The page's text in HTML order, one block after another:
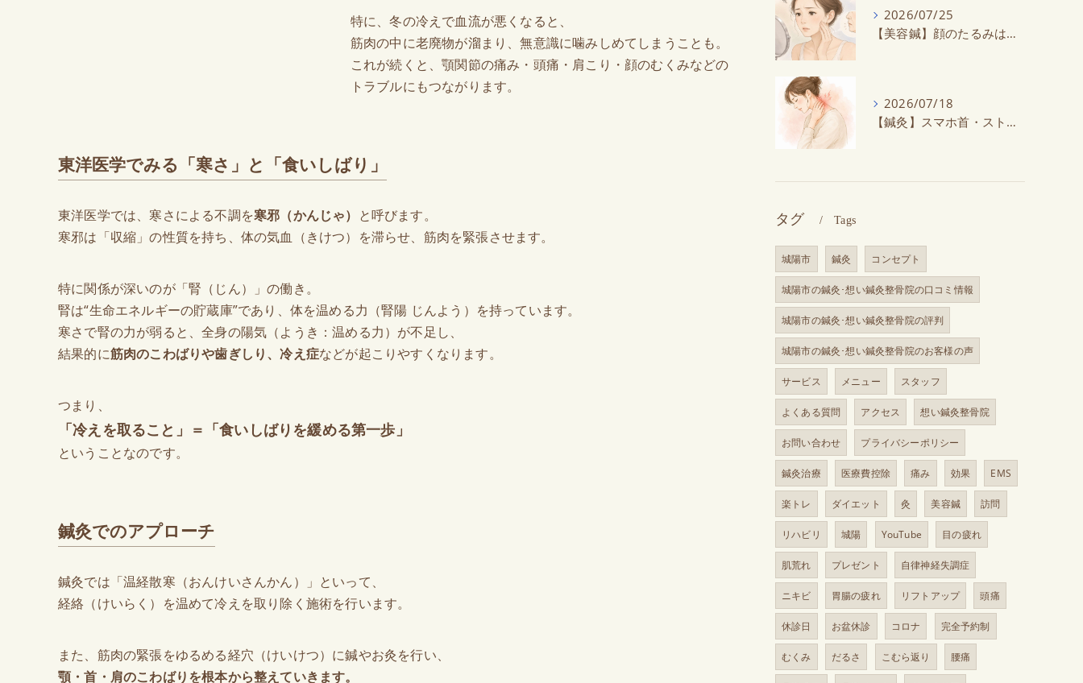
特に、冬の冷えで血流が悪くなると、
筋肉の中に老廃物が溜まり、無意識に噛みしめてしまうことも。
これが続くと、顎関節の痛み・頭痛・肩こり・顔のむくみなどの
トラブルにもつながります。
東洋医学でみる「寒さ」と「食いしばり」
東洋医学では、寒さによる不調を寒邪（かんじゃ） と呼びます。
寒邪は「収縮」の性質を持ち、体の気血（きけつ）を滞らせ、筋肉を緊張させます。
特に関係が深いのが「腎（じん）」の働き。
腎は“生命エネルギーの貯蔵庫”であり、体を温める力（腎陽 じんよう）を持っています。
寒さで腎の力が弱ると、全身の陽気（ようき：温める力）が不足し、
結果的に筋肉のこわばりや歯ぎしり、冷え症などが起こりやすくなります。
つまり、
「冷えを取ること」＝「食いしばりを緩める第一歩」
ということなのです。
鍼灸でのアプローチ
鍼灸では「温経散寒（おんけいさんかん）」といって、
経絡（けいらく）を温めて冷えを取り除く施術を行います。
また、筋肉の緊張をゆるめる経穴（けいけつ）に鍼やお灸を行い、
顎・首・肩のこわばりを根本から整えていきます。
2026/07/25
【美容鍼】顔のたるみは美容鍼で改善できる？原因と効果を解説
2026/07/18
【鍼灸】スマホ首・ストレートネックでお悩みの方へ｜鍼灸で首の負担を軽減しませんか？
タグ Tags
城陽市 鍼灸 コンセプト
城陽市の鍼灸･想い鍼灸整骨院の口コミ情報
城陽市の鍼灸･想い鍼灸整骨院の評判
城陽市の鍼灸･想い鍼灸整骨院のお客様の声
サービス メニュー スタッフ
よくある質問 アクセス 想い鍼灸整骨院
お問い合わせ プライバシーポリシー
鍼灸治療 医療費控除 痛み 効果 EMS
楽トレ ダイエット 灸 美容鍼 訪問
リハビリ 城陽 YouTube 目の疲れ
肌荒れ プレゼント 自律神経失調症
ニキビ 胃腸の疲れ リフトアップ 頭痛
休診日 お盆休診 コロナ 完全予約制
むくみ だるさ こむら返り 腰痛